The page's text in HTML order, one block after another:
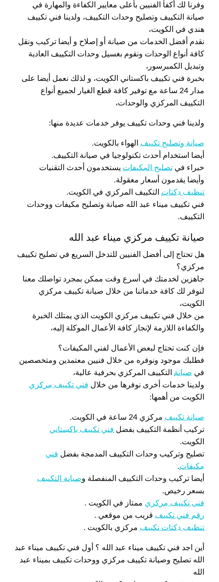
وفرنا لك أكفأ الفنيين بأعلى معايير الكفاءة والمهارة في
صيانة التكييف وتصليح وحدات التكييف، ولدينا فني تكييف
هندي في الكويت،
نقدم أفضل الخدمات من صيانة أو إصلاح و أيضا تركيب ونقل
كافة أنواع الوحدات ونقوم بغسيل وحدات التكييف العادية
وتبديل الكمبرسور،
بخبرة فني تكييف باكستاني الكويت، و لذلك نعمل أيضا على
مدار 24 ساعة مع توفير كافة قطع الغيار لجميع أنواع
التكييف المركزي والوحدات،
ولدينا فني وحدات تكييف يوفر خدمات عديدة منها:
صيانة وتصليح تكييف الهواء بالكويت.
أيضا استخدام أحدث تكنولوجيا في صيانة التكييف.
خبراء في تصليح المكيفات يستخدمون أحدث التقنيات
وأيضا يقدمون أسعار معقولة.
تنظيف دكتات التكييف المركزي في الكويت.
فني تكييف ميناء عبد الله صيانة وتصليح مكيفات ووحدات
التكييف.
صيانة تكييف مركزي ميناء عبد الله
هل تحتاج إلى أفضل الفنيين للتدخل السريع في تصليح تكييف
مركزي؟
جاهزين لخدمتك في أسرع وقت ممكن بمجرد تواصلك معنا
لنوفر لك كافة خدماتنا من خلال صيانة تكييف مركزي
الكويت،
من خلال فني تكييف مركزي الكويت الذي يمتلك الخبرة
والكفاءة اللازمة لإنجاز كافة الأعمال الموكلة إليه،
فإن كنت تحتاج لبعض الأعمال لفني المكيفات؟
فطلبك موجود ونوفره من خلال فنيين معتمدين ومتخصصين
في صيانة التكييف المركزي بحرفية عالية،
ولدينا خدمات أخرى نوفرها من خلال فني تكييف مركزي
الكويت من أهمها:
صيانة تكييف مركزي 24 ساعة في الكويت.
تركيب أنظمة التكييف بفضل فني تكييف باكستاني
الكويت.
تصليح وتركيب وحدات التكييف المدمجة بفضل فني
مكيفات.
أيضا تركيب وحدات التكييف المنفصلة وصيانة التكييف
بسعر رخيص.
فنى تكييف مركزي ممتاز في الكويت .
رقم فني تكييف قريب من موقعي .
تنظيف دكتات تكييف مركزي بالكويت .
أين اجد فني تكييف ميناء عبد الله ؟ أول فني تكييف ميناء عبد
الله تصليح وصيانة تكييف مركزي ووحدات تكييف بميناء عبد
الله